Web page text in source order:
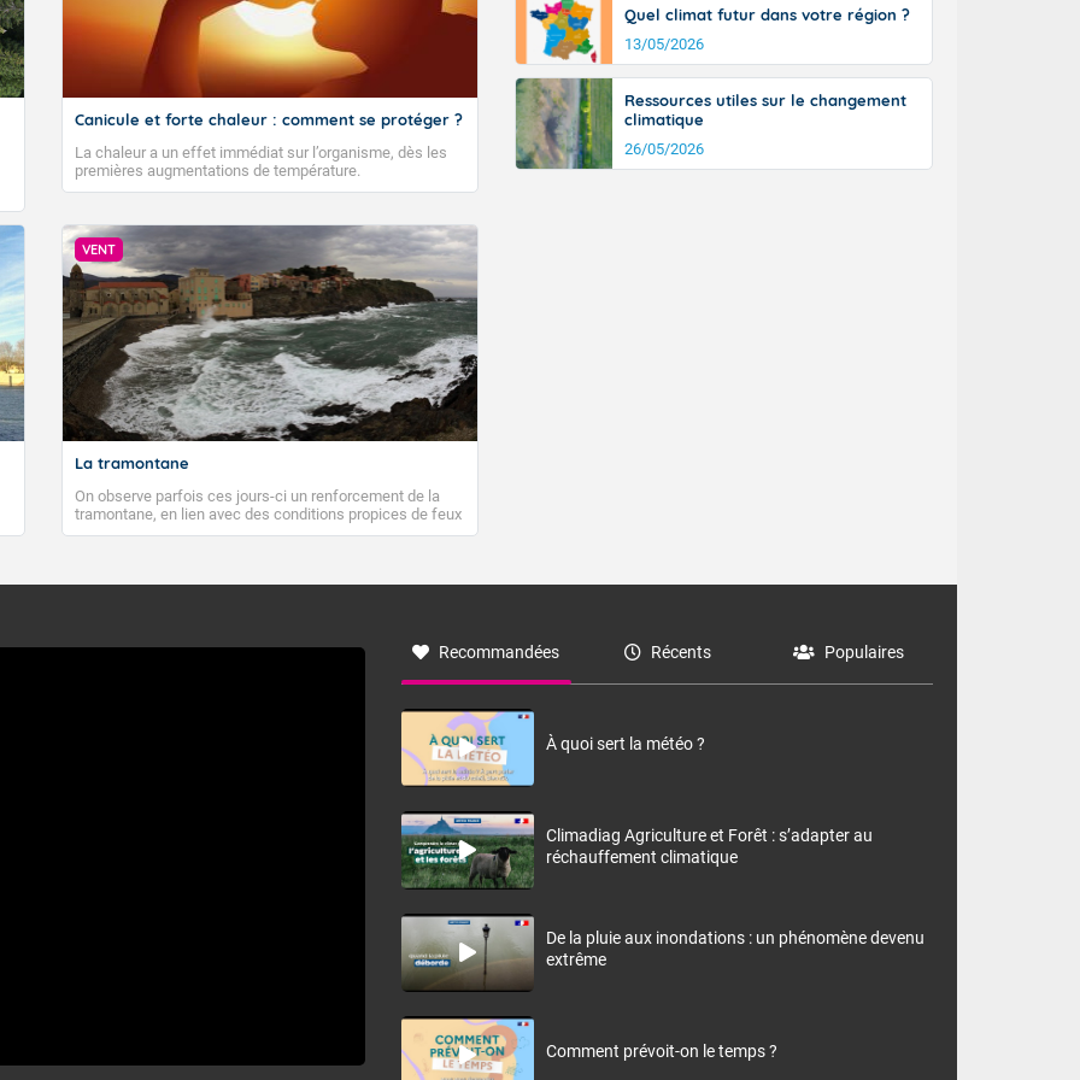
Canicule et forte chaleur : comment se protéger ?
La chaleur a un effet immédiat sur l’organisme, dès les
premières augmentations de température.
VENT
La tramontane
On observe parfois ces jours-ci un renforcement de la
tramontane, en lien avec des conditions propices de feux
de forêt. Mais qu'est-ce que la tramontane ? Quelles sont
à nord-ouest, dans un secteur qui part du Roussillon à la
monts, en allusion aux régions montagneuses d’où
Quel climat futur dans votre région ?
13/05/2026
Ressources utiles sur le changement
climatique
26/05/2026
Recommandées Récents Populaires
À quoi sert la météo ?
Climadiag Agriculture et Forêt : s’adapter au
réchauffement climatique
De la pluie aux inondations : un phénomène devenu
extrême
Comment prévoit-on le temps ?